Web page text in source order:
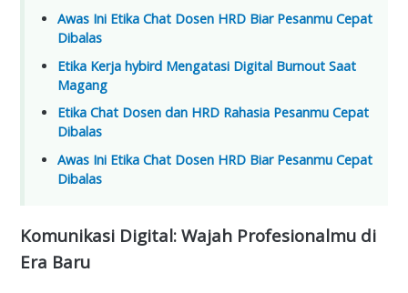
Awas Ini Etika Chat Dosen HRD Biar Pesanmu Cepat
Dibalas
Etika Kerja hybird Mengatasi Digital Burnout Saat
Magang
Etika Chat Dosen dan HRD Rahasia Pesanmu Cepat
Dibalas
Awas Ini Etika Chat Dosen HRD Biar Pesanmu Cepat
Dibalas
Komunikasi Digital: Wajah Profesionalmu di
Era Baru